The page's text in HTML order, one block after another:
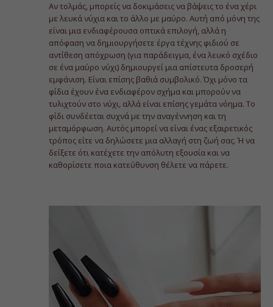
Αν τολμάς, μπορείς να δοκιμάσεις να βάψεις το ένα χέρι
με λευκά νύχια και το άλλο με μαύρο. Αυτή από μόνη της
είναι μια ενδιαφέρουσα οπτικά επιλογή, αλλά η
απόφαση να δημιουργήσετε έργα τέχνης φιδιού σε
αντίθεση απόχρωση (για παράδειγμα, ένα λευκό σχέδιο
σε ένα μαύρο νύχι) δημιουργεί μια απίστευτα δροσερή
εμφάνιση. Είναι επίσης βαθιά συμβολικό. Όχι μόνο τα
φίδια έχουν ένα ενδιαφέρον σχήμα και μπορούν να
τυλιχτούν στο νύχι, αλλά είναι επίσης γεμάτα νόημα. Το
φίδι συνδέεται συχνά με την αναγέννηση και τη
μεταμόρφωση. Αυτός μπορεί να είναι ένας εξαιρετικός
τρόπος είτε να δηλώσετε μια αλλαγή στη ζωή σας. Ή να
δείξετε ότι κατέχετε την απόλυτη εξουσία και να
καθορίσετε ποια κατεύθυνση θέλετε να πάρετε.